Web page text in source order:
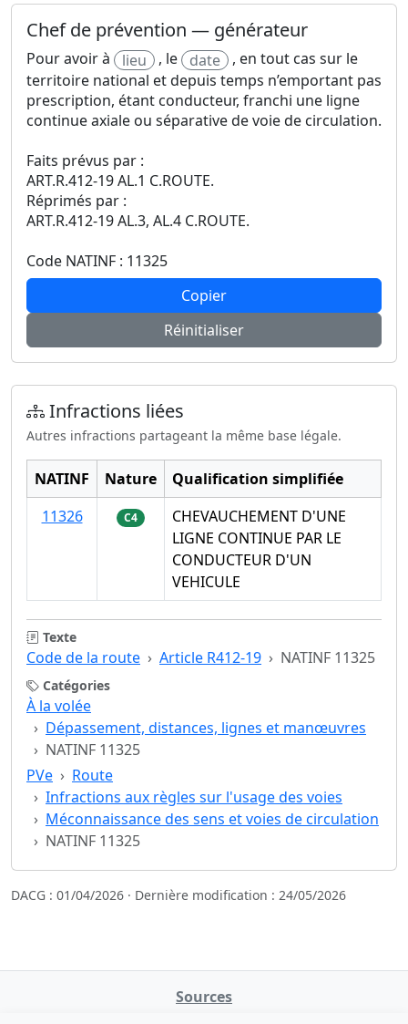
Chef de prévention — générateur
Pour avoir à lieu , le date
, en tout cas sur le
territoire national et depuis temps n’emportant pas
prescription, étant conducteur, franchi une ligne
continue axiale ou séparative de voie de circulation.
Faits prévus par :
ART.R.412-19 AL.1 C.ROUTE.
Réprimés par :
ART.R.412-19 AL.3, AL.4 C.ROUTE.
Code NATINF : 11325
Copier
Réinitialiser
Infractions liées
Autres infractions partageant la même base légale.
NATINF Nature
Qualification simplifiée
11326
C4
CHEVAUCHEMENT D'UNE
LIGNE CONTINUE PAR LE
CONDUCTEUR D'UN
VEHICULE
Texte
Code de la route Article R412-19 NATINF 11325
Catégories
À la volée
Dépassement, distances, lignes et manœuvres
NATINF 11325
PVe
Route
Infractions aux règles sur l'usage des voies
Méconnaissance des sens et voies de circulation
NATINF 11325
DACG : 01/04/2026 · Dernière modification : 24/05/2026
Sources